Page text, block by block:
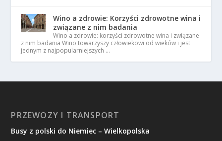
Wino a zdrowie: Korzyści zdrowotne wina i
związane z nim badania
Wino a zdrowie: korzyści zdrowotne wina i związane
z nim badania Wino towarzyszy człowiekowi od wieków i jest
jednym z najpopularniejszych …
PRZEWOZY I TRANSPORT
Busy z polski do Niemiec – Wielkopolska